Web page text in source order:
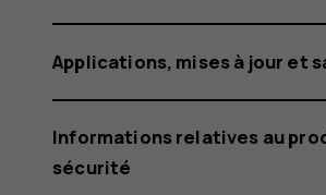
Applications, mises à jour et
Informations relatives au
sécurité